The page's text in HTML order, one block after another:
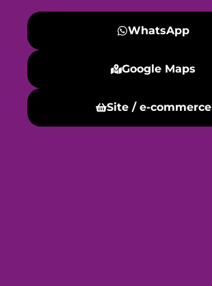
WhatsApp
Google Maps
Site / e-commerce